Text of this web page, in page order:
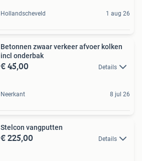
Hollandscheveld 1 aug 26
Betonnen zwaar verkeer afvoer kolken
incl onderbak
€ 45,00 Details
Neerkant 8 jul 26
Stelcon vangputten
€ 225,00 Details